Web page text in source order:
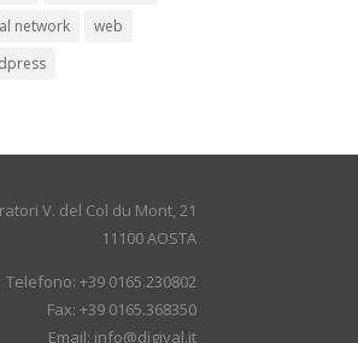
network
web
V. del Col du Mont, 21
11100 AOSTA
Telefono: +39 0165.230802
Fax: +39 0165.368350
Email: info@digival.it